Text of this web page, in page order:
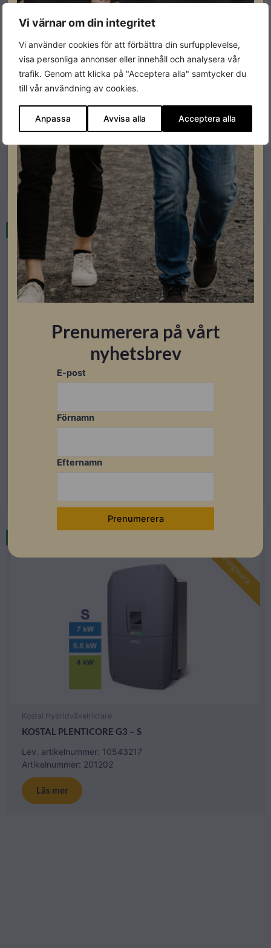
Vi värnar om din integritet
Vi använder cookies för att förbättra din surfupplevelse,
visa personliga annonser eller innehåll och analysera vår
trafik. Genom att klicka på "Acceptera alla" samtycker du
till vår användning av cookies.
Anpassa Avvisa alla Acceptera alla
Kostal Activation code PLENTICORE plus
Artikelnummer: 201006
Läs mer
Beställningsvara
Kostal PLENTICORE BI 10.0/26
Artikelnummer: 201011
Restnoterad
Beställningsvara
Kostal Hybridväxelriktare
KOSTAL PLENTICORE G3 – S
Lev. artikelnummer: 10543217
Artikelnummer: 201202
Läs mer
Prenumerera på vårt
nyhetsbrev
E-post
Förnamn
Efternamn